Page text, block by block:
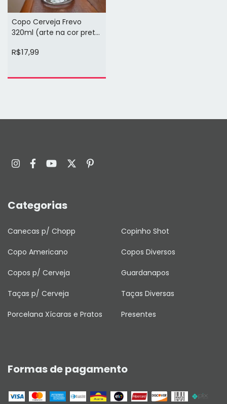
Copo Cerveja Frevo
320ml (arte na cor preta
R$17,99
Categorias
Canecas p/ Chopp Copinho Shot
Copo Americano Copos Diversos
Copos p/ Cerveja Guardanapos
Taças p/ Cerveja Taças Diversas
Porcelana Xícaras e Pratos Presentes
Formas de pagamento